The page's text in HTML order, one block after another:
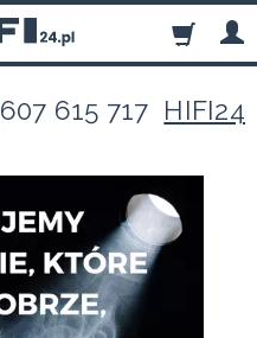
607 615 717 HIFI24